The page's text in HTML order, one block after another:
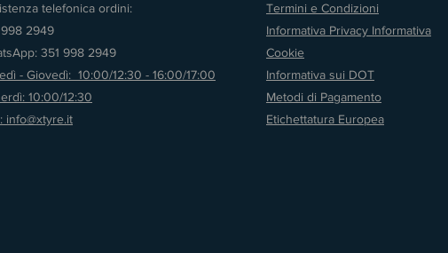
telefonica ordini:
998 2949
351 998 2949
- Giovedì: 10:00/12:30 - 16:00/17:00
10:00/12:30
info@xtyre.it
Termini e Condizioni
Informativa Privacy Informativa
Cookie
Informativa sui DOT
Metodi di Pagamento
Etichettatura Europea